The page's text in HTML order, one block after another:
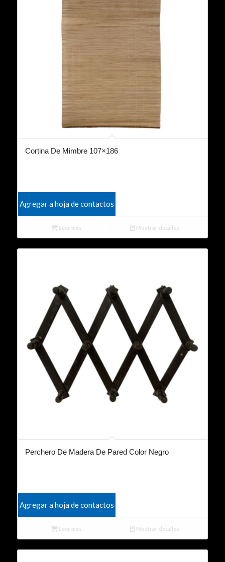
Cortina De Mimbre 107×186
Agregar a hoja de contactos
Leer más Mostrar detalles
Perchero De Madera De Pared Color Negro
Agregar a hoja de contactos
Leer más Mostrar detalles